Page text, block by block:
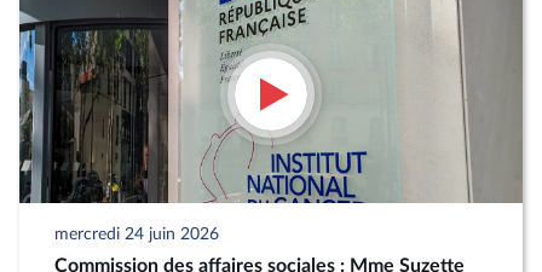
mercredi 24 juin 2026
Commission des affaires sociales : Mme Suzette